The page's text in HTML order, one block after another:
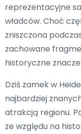
reprezentacyjne
władców. Choć
zniszczona
zachowane
historyczne
Dziś zamek w
najbardziej
atrakcją regionu.
ze względu na